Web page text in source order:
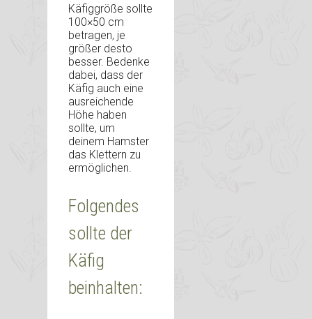
Käfiggröße sollte
100×50 cm
betragen, je
größer desto
besser. Bedenke
dabei, dass der
Käfig auch eine
ausreichende
Höhe haben
sollte, um
deinem Hamster
das Klettern zu
ermöglichen.
Folgendes
sollte der
Käfig
beinhalten: